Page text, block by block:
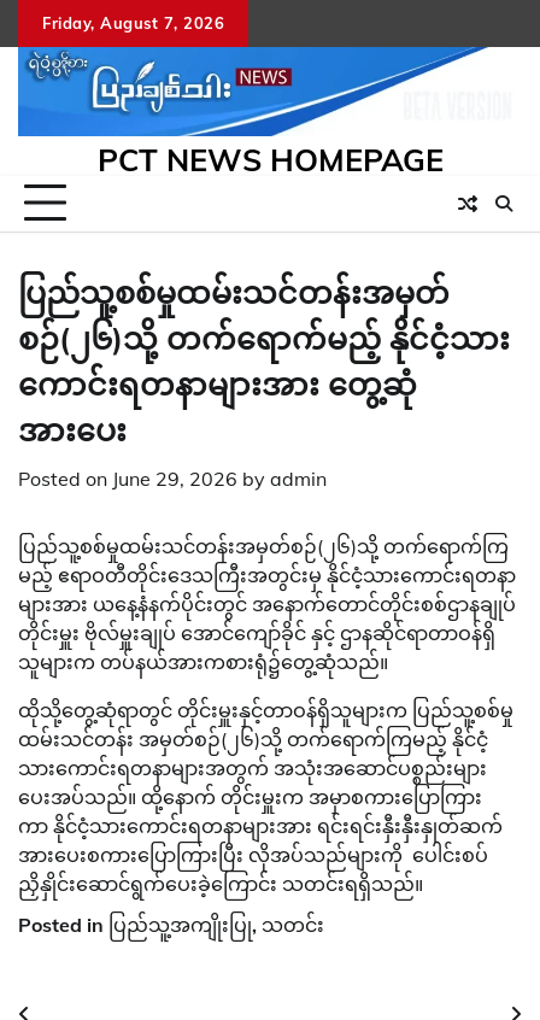
to
content
Friday, August 7, 2026
PCT NEWS HOMEPAGE
ပြည်သူ့စစ်မှုထမ်းသင်တန်းအမှတ်
စဉ်(၂၆)သို့ တက်ရောက်မည့် နိုင်ငံ့သား
ကောင်းရတနာများအား တွေ့ဆုံ
အားပေး
Posted on June 29, 2026 by admin
ပြည်သူ့စစ်မှုထမ်းသင်တန်းအမှတ်စဉ်(၂၆)သို့ တက်ရောက်ကြ
မည့် ဧရာဝတီတိုင်းဒေသကြီးအတွင်းမှ နိုင်ငံ့သားကောင်းရတနာ
များအား ယနေ့နံနက်ပိုင်းတွင် အနောက်တောင်တိုင်းစစ်ဌာနချုပ်
တိုင်းမှူး ဗိုလ်မှူးချုပ် အောင်ကျော်ခိုင် နှင့် ဌာနဆိုင်ရာတာဝန်ရှိ
သူများက တပ်နယ်အားကစားရုံ၌တွေ့ဆုံသည်။
ထိုသို့တွေ့ဆုံရာတွင် တိုင်းမှူးနှင့်တာဝန်ရှိသူများက ပြည်သူ့စစ်မှု
ထမ်းသင်တန်း အမှတ်စဉ်(၂၆)သို့ တက်ရောက်ကြမည့် နိုင်ငံ့
သားကောင်းရတနာများအတွက် အသုံးအဆောင်ပစ္စည်းများ
ပေးအပ်သည်။ ထို့နောက် တိုင်းမှူးက အမှာစကားပြောကြား
ကာ နိုင်ငံ့သားကောင်းရတနာများအား ရင်းရင်းနှီးနှီးနှုတ်ဆက်
အားပေးစကားပြောကြားပြီး လိုအပ်သည်များကို ပေါင်းစပ်
ညှိနှိုင်း‌ဆောင်ရွက်ပေးခဲ့ကြောင်း သတင်းရရှိသည်။
Posted in ပြည်သူ့အကျိုးပြု, သတင်း